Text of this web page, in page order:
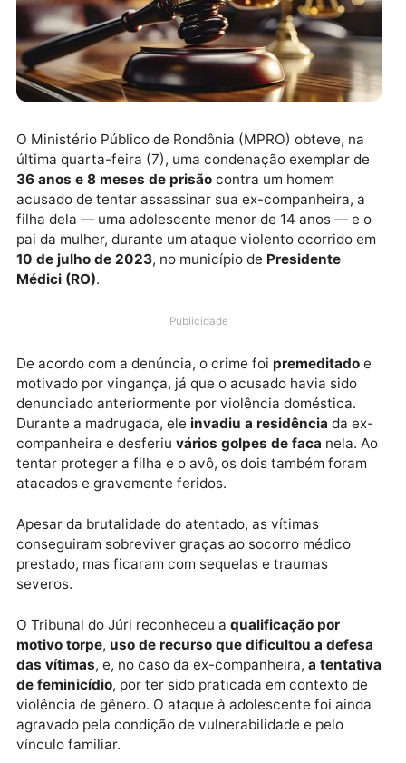
O Ministério Público de Rondônia (MPRO) obteve, na
última quarta-feira (7), uma condenação exemplar
36 anos e 8 meses de prisãocontra um homem
acusado de tentar assassinar sua ex-companheira, a
10 de julho de 2023 , no município de Presidente
Médici (RO).
Publicidade
De acordo com a denúncia, o crime foipremeditado
motivado por vingança, já que o acusado havia sido
denunciado anteriormente por violência doméstica.
Durante a madrugada, ele invadiu a residência
companheira e desferiu vários golpes de faca
tentar proteger a filha e o avô, os dois também
Apesar da brutalidade do atentado, as vítimas
conseguiram sobreviver graças ao socorro médico
prestado, mas ficaram com sequelas e traumas
severos.